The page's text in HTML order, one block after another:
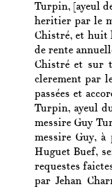
Turpin, [ayeul
heritier par le
Chistré, et huit
de rente
Chistré et sur
clerement par
passées et
Turpin, ayeul
messire Guy
messire Guy, à
Huguet Buef,
requestes
par Jehan